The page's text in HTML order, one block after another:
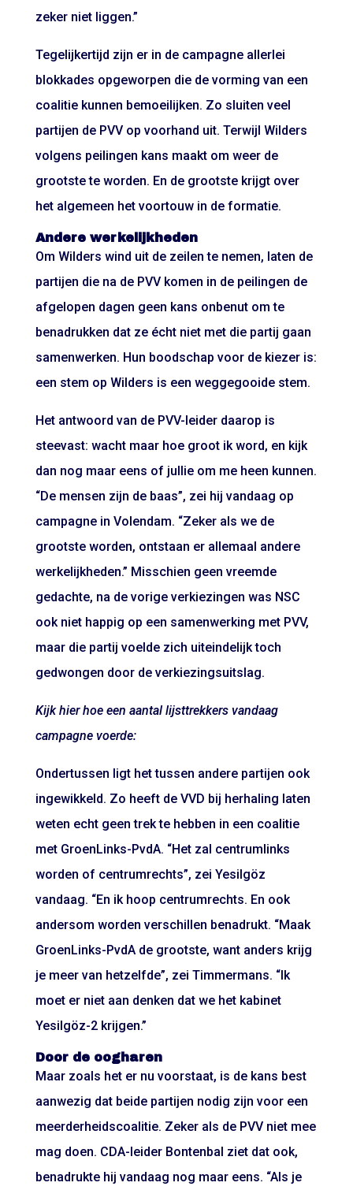
zeker niet liggen.”
Tegelijkertijd zijn er in de campagne allerlei
blokkades opgeworpen die de vorming van een
coalitie kunnen bemoeilijken. Zo sluiten veel
partijen de PVV op voorhand uit. Terwijl Wilders
volgens peilingen kans maakt om weer de
grootste te worden. En de grootste krijgt over
het algemeen het voortouw in de formatie.
Andere werkelijkheden
Om Wilders wind uit de zeilen te nemen, laten de
partijen die na de PVV komen in de peilingen de
afgelopen dagen geen kans onbenut om te
benadrukken dat ze écht niet met die partij gaan
samenwerken. Hun boodschap voor de kiezer is:
een stem op Wilders is een weggegooide stem.
Het antwoord van de PVV-leider daarop is
steevast: wacht maar hoe groot ik word, en kijk
dan nog maar eens of jullie om me heen kunnen.
“De mensen zijn de baas”, zei hij vandaag op
campagne in Volendam. “Zeker als we de
grootste worden, ontstaan er allemaal andere
werkelijkheden.” Misschien geen vreemde
gedachte, na de vorige verkiezingen was NSC
ook niet happig op een samenwerking met PVV,
maar die partij voelde zich uiteindelijk toch
gedwongen door de verkiezingsuitslag.
Kijk hier hoe een aantal lijsttrekkers vandaag
campagne voerde:
Ondertussen ligt het tussen andere partijen ook
ingewikkeld. Zo heeft de VVD bij herhaling laten
weten echt geen trek te hebben in een coalitie
met GroenLinks-PvdA. “Het zal centrumlinks
worden of centrumrechts”, zei Yesilgöz
vandaag. “En ik hoop centrumrechts. En ook
andersom worden verschillen benadrukt. “Maak
GroenLinks-PvdA de grootste, want anders krijg
je meer van hetzelfde”, zei Timmermans. “Ik
moet er niet aan denken dat we het kabinet
Yesilgöz-2 krijgen.”
Door de oogharen
Maar zoals het er nu voorstaat, is de kans best
aanwezig dat beide partijen nodig zijn voor een
meerderheidscoalitie. Zeker als de PVV niet mee
mag doen. CDA-leider Bontenbal ziet dat ook,
benadrukte hij vandaag nog maar eens. “Als je